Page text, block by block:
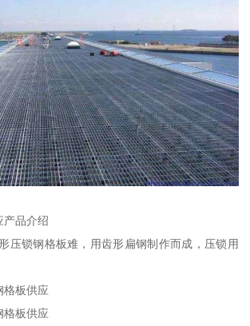
产品介绍
压锁钢格板难，用齿形扁钢制作而成，压锁用
格板供应
格板供应